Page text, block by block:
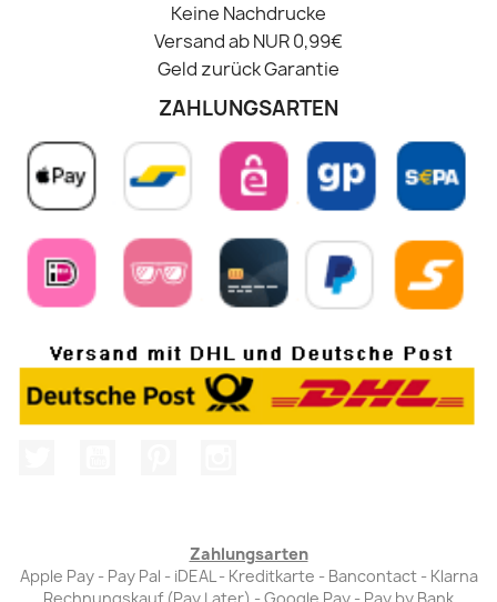
Keine Nachdrucke
Versand ab NUR 0,99€
Geld zurück Garantie
ZAHLUNGSARTEN
Zahlungsarten
Apple Pay - Pay Pal - iDEAL - Kreditkarte - Bancontact - Klarna